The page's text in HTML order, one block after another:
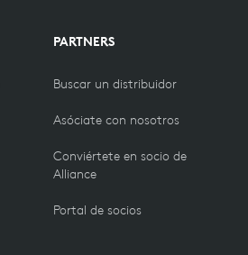
PARTNERS
Buscar un distribuidor
Asóciate con nosotros
Conviértete en socio de
Alliance
Portal de socios